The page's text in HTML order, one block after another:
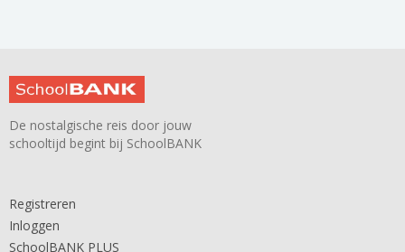
De nostalgische reis door jouw
schooltijd begint bij SchoolBANK
Registreren
Inloggen
SchoolBANK PLUS